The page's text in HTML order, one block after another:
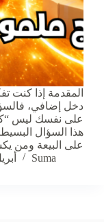
المقدمة إذا كنت
دخل إضافي،
على نفسك ليس
على البيعة ومن يكسب 100$
Suma
أبريل